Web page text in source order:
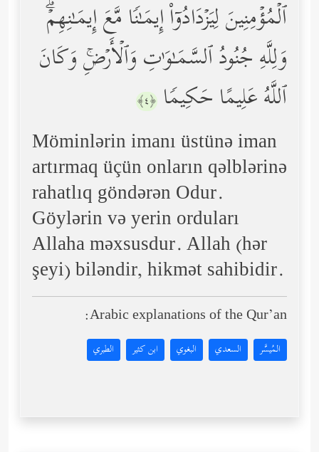
ٱلۡمُؤۡمِنِینَ لِیَزۡدَادُوۤاْ إِیمَـٰنࣰا مَّعَ إِیمَـٰنِهِمۡۗ
وَلِلَّهِ جُنُودُ ٱلسَّمَـٰوَ ٰ⁠تِ وَٱلۡأَرۡضِۚ وَكَانَ
ٱللَّهُ عَلِیمًا حَكِیمࣰا ﴿٤﴾
Möminlərin imanı üstünə iman
artırmaq üçün onların qəlblərinə
rahatlıq göndərən Odur.
Göylərin və yerin orduları
Allaha məxsusdur. Allah (hər
şeyi) biləndir, hikmət sahibidir.
Arabic explanations of the Qur’an:
المُيسَّر السعدي البغوي ابن كثير الطبري